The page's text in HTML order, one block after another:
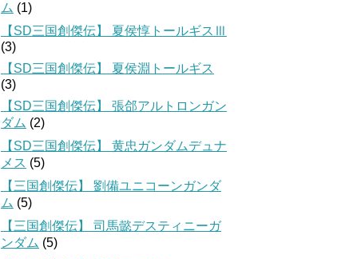
ム (1)
【SD三国創傑伝】 夏侯惇トールギスⅢ
(3)
【SD三国創傑伝】 夏侯淵トールギス
(3)
【SD三国創傑伝】 張郃アルトロンガン
ダム (2)
【SD三国創傑伝】 黄忠ガンダムデュナ
メス (5)
【三国創傑伝】 劉備ユニコーンガンダ
ム (5)
【三国創傑伝】 司馬懿デスティニーガ
ンダム (5)